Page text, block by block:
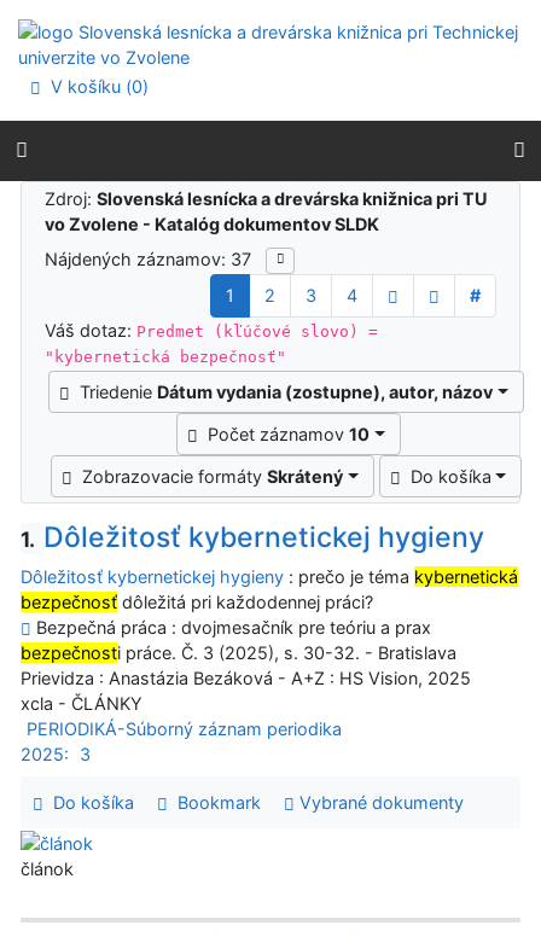
Prejsť na menu
Prehlásenie o webovej prístupnosti
V košíku (0)
Výsledky vyhľadávania
Zdroj:Slovenská lesnícka a drevárska knižnica pri TU
vo Zvolene - Katalóg dokumentov SLDK
Nájdených záznamov: 37
1
2 3 4
#
Váš dotaz: Predmet (kľúčové slovo) =
"kybernetická bezpečnosť"
Triedenie Dátum vydania (zostupne), autor, názov
Počet záznamov10
Zobrazovacie formátySkrátený Do košíka
1. Dôležitosť kybernetickej hygieny
Dôležitosť kybernetickej hygieny : prečo je téma kybernetická
bezpečnosť dôležitá pri každodennej práci?
Bezpečná práca : dvojmesačník pre teóriu a prax
bezpečnosti práce. Č. 3 (2025), s. 30-32. - Bratislava
Prievidza : Anastázia Bezáková - A+Z : HS Vision, 2025
xcla - ČLÁNKY
PERIODIKÁ-Súborný záznam periodika
2025:
3
Do košíka Bookmark Vybrané dokumenty
článok